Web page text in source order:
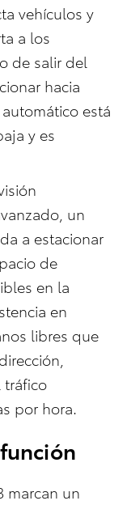
vehículos y
a los
de salir del
hacia
está
y es
un
a estacionar
de
en la
en
libres que
tráfico
por hora.
marcan un